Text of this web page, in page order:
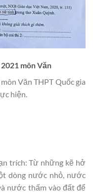
môn Văn
môn Văn THPT Quốc gia
hiện.
trích: Từ những kẽ hở
dòng nước nhỏ, nước
nước thấm vào đất để